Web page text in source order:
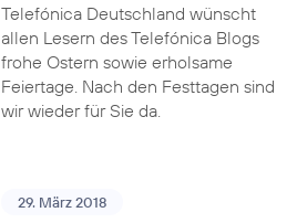
Telefónica Deutschland wünscht
allen Lesern des Telefónica Blogs
frohe Ostern sowie erholsame
Feiertage. Nach den Festtagen sind
wir wieder für Sie da.
29. März 2018